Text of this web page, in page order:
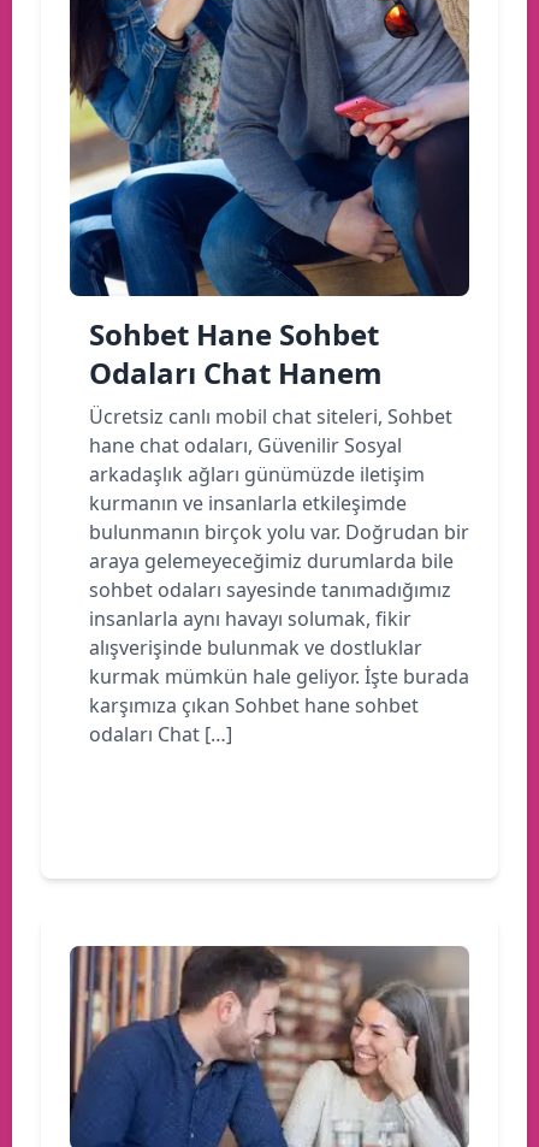
Sohbet Hane Sohbet
Odaları Chat Hanem
Ücretsiz canlı mobil chat siteleri, Sohbet
hane chat odaları, Güvenilir Sosyal
arkadaşlık ağları günümüzde iletişim
kurmanın ve insanlarla etkileşimde
bulunmanın birçok yolu var. Doğrudan bir
araya gelemeyeceğimiz durumlarda bile
sohbet odaları sayesinde tanımadığımız
insanlarla aynı havayı solumak, fikir
alışverişinde bulunmak ve dostluklar
kurmak mümkün hale geliyor. İşte burada
karşımıza çıkan Sohbet hane sohbet
odaları Chat […]